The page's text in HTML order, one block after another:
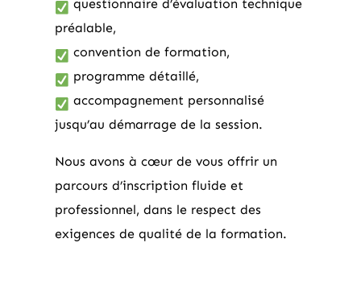
questionnaire d’évaluation technique
préalable,
convention de formation,
programme détaillé,
accompagnement personnalisé
jusqu’au démarrage de la session.
Nous avons à cœur de vous offrir un
parcours d’inscription fluide et
professionnel, dans le respect des
exigences de qualité de la formation.